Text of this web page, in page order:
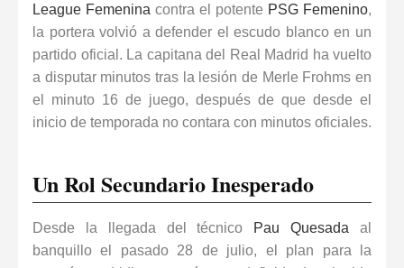
League Femenina contra el potente PSG Femenino,
la portera volvió a defender el escudo blanco en un
partido oficial. La capitana del
Real Madrid ha vuelto
a disputar minutos tras la lesión de Merle Frohms en
el minuto 16 de juego, después de que desde el
inicio de temporada no contara con minutos oficiales.
Un Rol Secundario Inesperado
Desde la llegada del técnico Pau Quesada al
banquillo el pasado 28 de julio, el plan para la